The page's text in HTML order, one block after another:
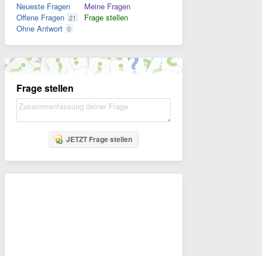
Neueste Fragen
Offene Fragen 21
Ohne Antwort 0
Meine Fragen
Frage stellen
Frage stellen
JETZT Frage stellen